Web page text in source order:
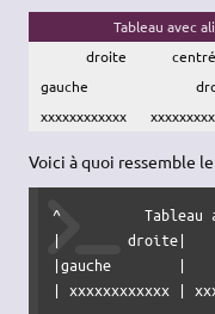
Tableau avec
droite
centré
gauche
xxxxxxxxxxxx
Voici à quoi ressemble le
^          Tableau
|        droite|
|gauche        |
| xxxxxxxxxxxx |